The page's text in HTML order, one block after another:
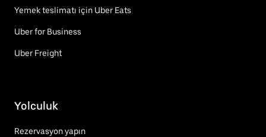
Yemek teslimatı için Uber Eats
Uber for Business
Uber Freight
Yolculuk
Rezervasyon yapın